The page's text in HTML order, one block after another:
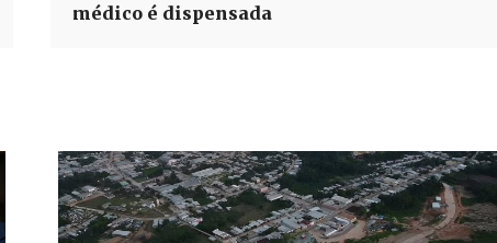
médico é dispensada